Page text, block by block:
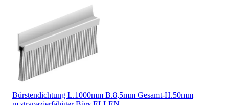
Bürstendichtung L.1000mm B.8,5mm Gesamt-H.50mm